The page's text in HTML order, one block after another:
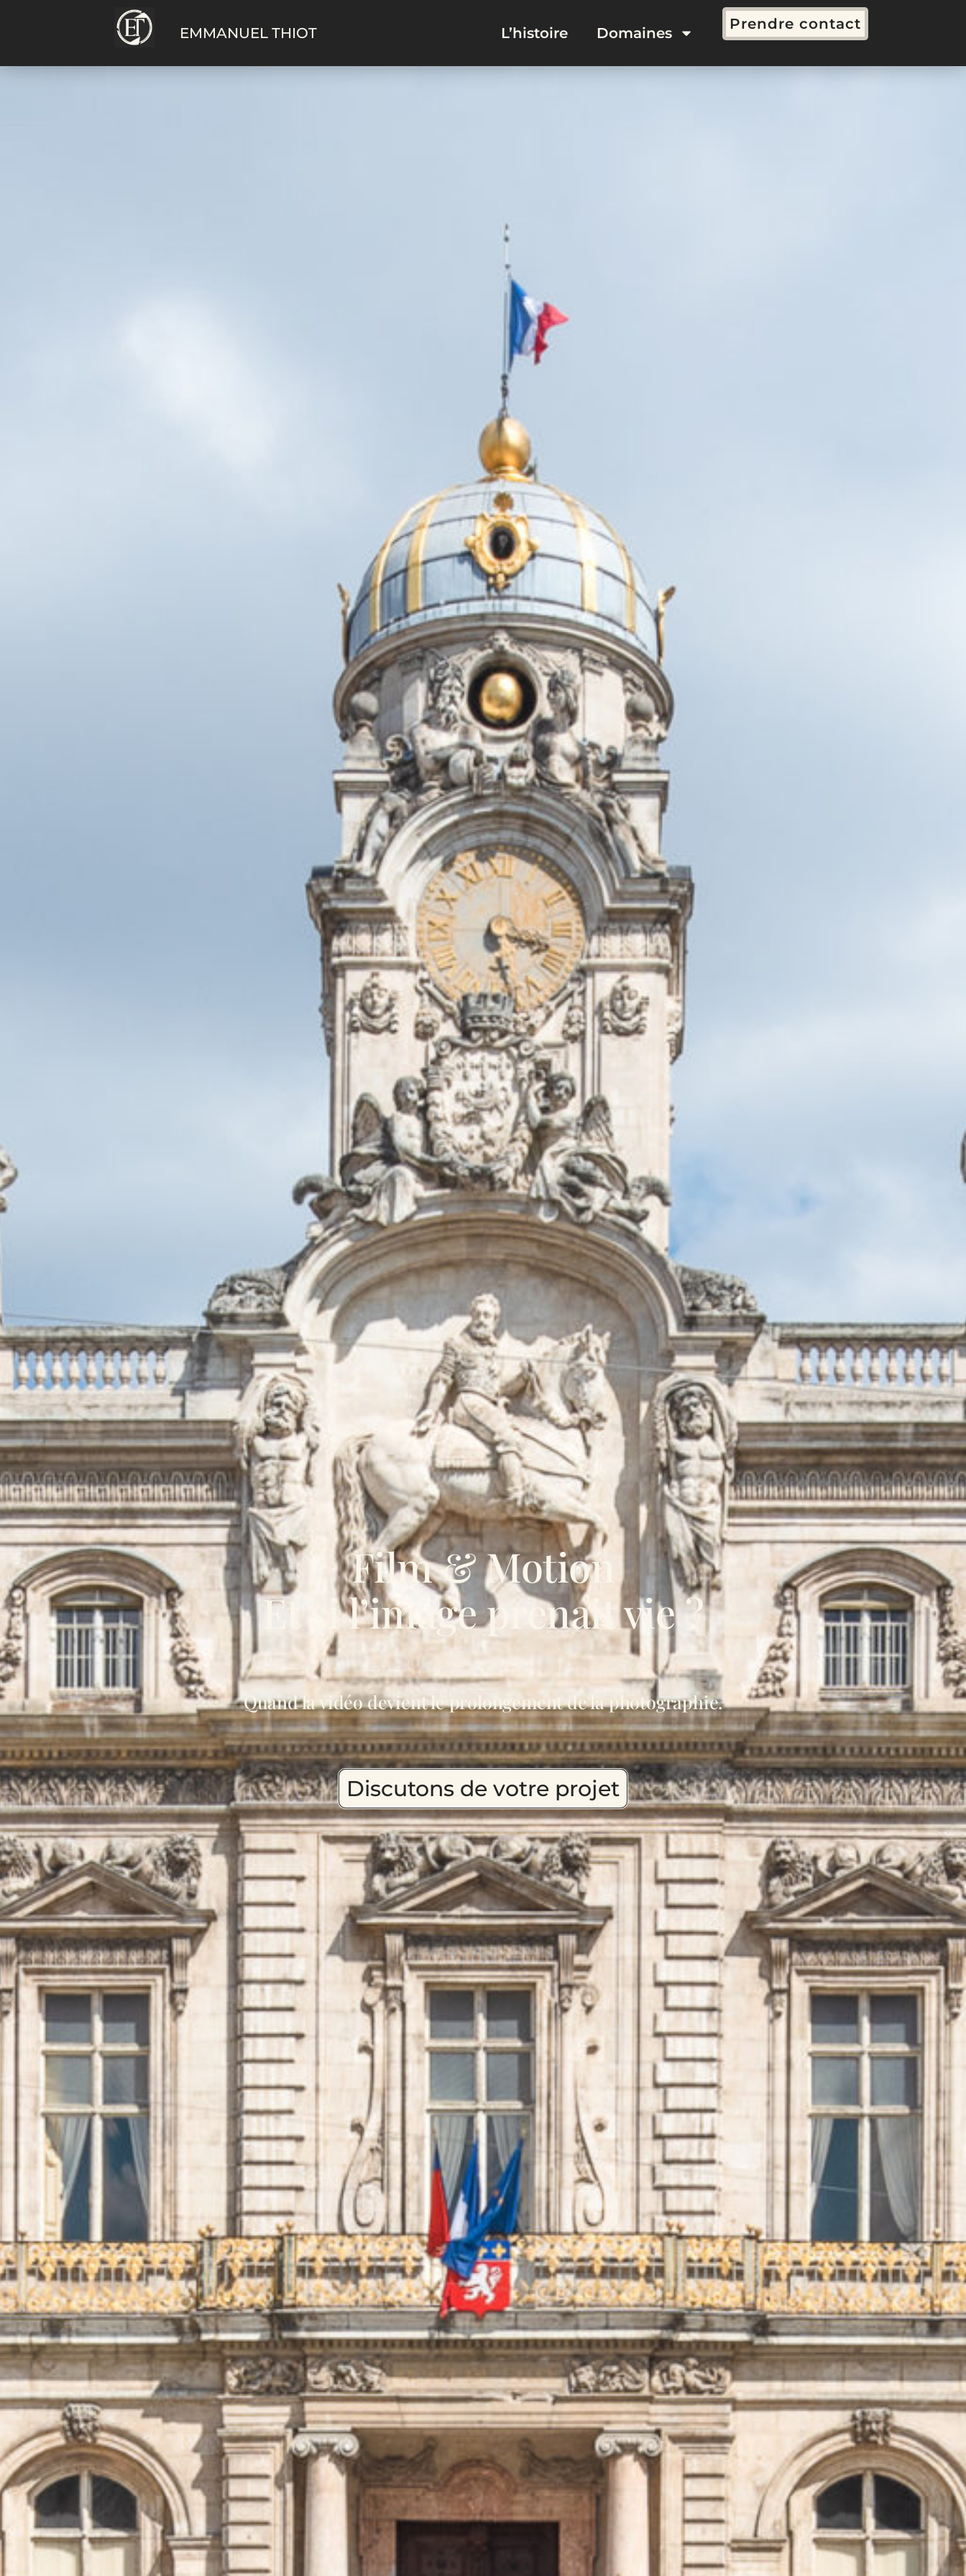
EMMANUEL THIOT L’histoire Domaines
Prendre contact
Film & Motion
Et si l’image prenait vie ?
Quand la vidéo devient le prolongement de la photographie.
Discutons de votre projet